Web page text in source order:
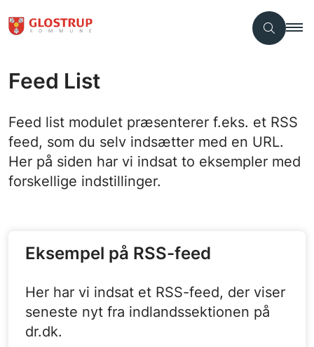
Feed List
Feed list modulet præsenterer f.eks. et RSS
feed, som du selv indsætter med en URL.
Her på siden har vi indsat to eksempler med
forskellige indstillinger.
Eksempel på RSS-feed
Her har vi indsat et RSS-feed, der viser
seneste nyt fra indlandssektionen på
dr.dk.